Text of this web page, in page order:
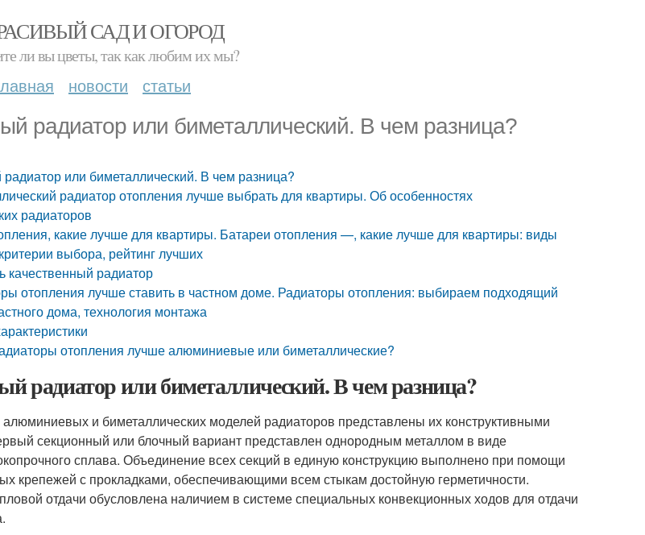
САД И ОГОРОД
ли вы цветы, так как любим их мы?
новости статьи
радиатор или биметаллический. В чем разница?
или биметаллический. В чем разница?
радиатор отопления лучше выбрать для квартиры. Об особенностях
радиаторов
какие лучше для квартиры. Батареи отопления —, какие лучше для квартиры: виды
выбора, рейтинг лучших
качественный радиатор
отопления лучше ставить в частном доме. Радиаторы отопления: выбираем подходящий
дома, технология монтажа
отопления лучше алюминиевые или биметаллические?
радиатор или биметаллический. В чем разница?
и биметаллических моделей радиаторов представлены их конструктивными
секционный или блочный вариант представлен однородным металлом в виде
сплава. Объединение всех секций в единую конструкцию выполнено при помощи
крепежей с прокладками, обеспечивающими всем стыкам достойную герметичности.
отдачи обусловлена наличием в системе специальных конвекционных ходов для отдачи